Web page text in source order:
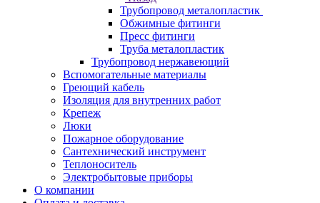
Трубопровод металопластик
Обжимные фитинги
Пресс фитинги
Труба металопластик
Трубопровод нержавеющий
Вспомогательные материалы
Греющий кабель
Изоляция для внутренних работ
Крепеж
Люки
Пожарное оборудование
Сантехнический инструмент
Теплоноситель
Электробытовые приборы
О компании